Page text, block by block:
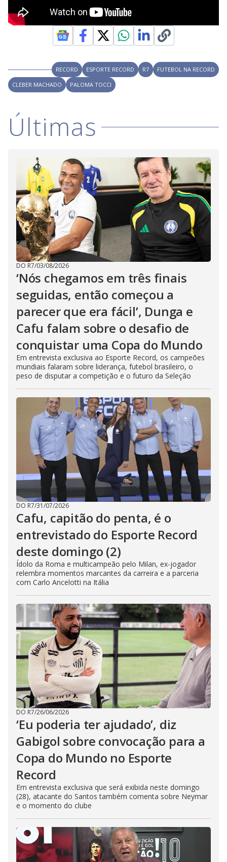
RECORD ESPORTE RECORD R7
FUTEBOL NA RECORD
CLEBER MACHADO
PALOMA TOCCI
Últimas
DO R7/03/08/2026
‘Nós chegamos em três finais
seguidas, então começou a
parecer que era fácil’, Dunga e
Cafu falam sobre o desafio de
conquistar uma Copa do Mundo
Em entrevista exclusiva ao Esporte Record, os campeões
mundiais falaram sobre liderança, futebol brasileiro, o
peso de disputar a competição e o futuro da Seleção
DO R7/31/07/2026
Cafu, capitão do penta, é o
entrevistado do Esporte Record
deste domingo (2)
Ídolo da Roma e multicampeão pelo Milan, ex-jogador
relembra momentos marcantes da carreira e a parceria
com Carlo Ancelotti na Itália
DO R7/26/06/2026
‘Eu poderia ter ajudado’, diz
Gabigol sobre convocação para a
Copa do Mundo no Esporte
Record
Em entrevista exclusiva que será exibida neste domingo
(28), atacante do Santos também comenta sobre Neymar
e o momento do clube